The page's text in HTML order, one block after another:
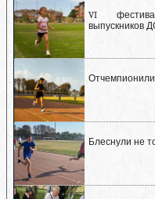
VI
выпускников
Отчемпионили
Блеснули не